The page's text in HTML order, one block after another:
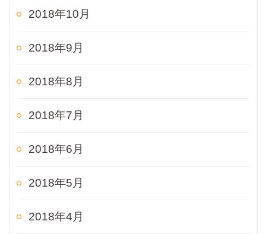
2018年10月
2018年9月
2018年8月
2018年7月
2018年6月
2018年5月
2018年4月